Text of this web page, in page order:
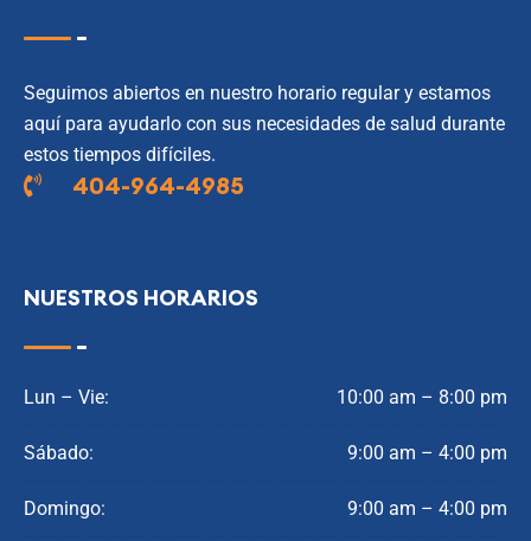
Seguimos abiertos en nuestro horario regular y estamos
aquí para ayudarlo con sus necesidades de salud durante
estos tiempos difíciles.
404-964-4985
NUESTROS HORARIOS
Lun – Vie: 10:00 am – 8:00 pm
Sábado: 9:00 am – 4:00 pm
Domingo: 9:00 am – 4:00 pm